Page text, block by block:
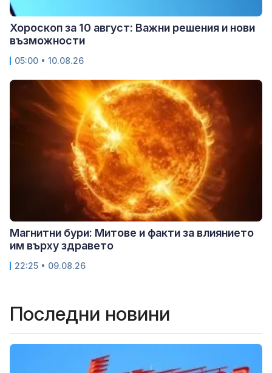
Хороскоп за 10 август: Важни решения и нови
възможности
05:00 • 10.08.26
Магнитни бури: Митове и факти за влиянието
им върху здравето
22:25 • 09.08.26
Последни новини